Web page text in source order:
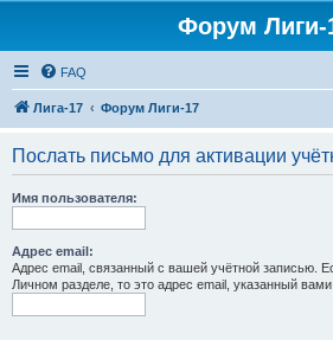
Форум Лиги-
FAQ
Лига-17 Форум Лиги-17
Послать письмо для активации
Имя пользователя:
Адрес email:
Адрес email, связанный с вашей учётной записью.
Личном разделе, то это адрес email, указанный вами